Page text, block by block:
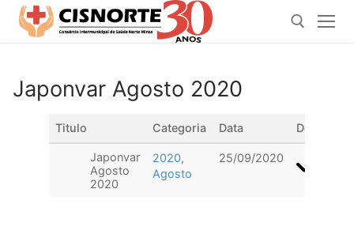
Pular
para
Pesquisar por:
Japonvar Agosto 2020
Titulo Categoria Data Download
Japonvar
Agosto
2020
2020,
Agosto
25/09/2020